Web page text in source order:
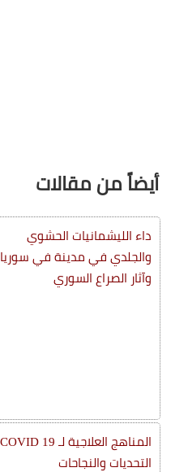
أيضاً من مقالات
داء الليشمانيات الحشوي
والجلدي في مدينة في سوريا
وآثار الصراع السوري
التحديات والنجاحات